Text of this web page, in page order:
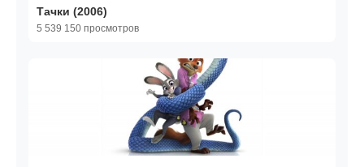
Тачки (2006)
5 539 150 просмотров